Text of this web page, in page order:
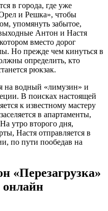
в города, где уже
и Решка», чтобы
упомянуть забытое,
Антон и Настя
вместо дорог
Но прежде чем кинуться в
определить, кто
рюкзак.
на водный «лимузин» и
В поисках настоящей
к известному мастеру
в апартаменты,
утро второго дня,
Настя отправляется в
по пути пообедав на
«Перезагрузка»
онлайн